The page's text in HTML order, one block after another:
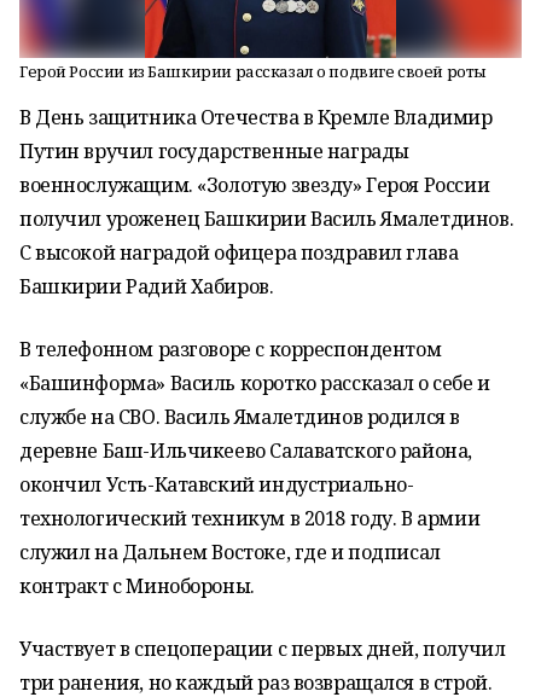
Герой России из Башкирии рассказал о подвиге своей роты
В День защитника Отечества в Кремле Владимир
Путин вручил государственные награды
военнослужащим. «Золотую звезду» Героя России
получил уроженец Башкирии Василь Ямалетдинов.
С высокой наградой офицера поздравил глава
Башкирии Радий Хабиров.
В телефонном разговоре с корреспондентом
«Башинформа» Василь коротко рассказал о себе и
службе на СВО. Василь Ямалетдинов родился в
деревне Баш-Ильчикеево Салаватского района,
окончил Усть-Катавский индустриально-
технологический техникум в 2018 году. В армии
служил на Дальнем Востоке, где и подписал
контракт с Минобороны.
Участвует в спецоперации с первых дней, получил
три ранения, но каждый раз возвращался в строй.